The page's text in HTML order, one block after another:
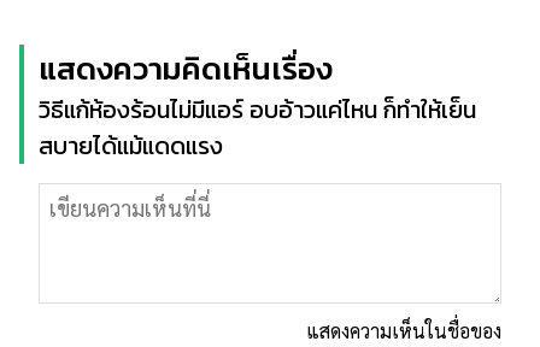
แสดงความคิดเห็นเรื่อง
วิธีแก้ห้องร้อนไม่มีแอร์ อบอ้าวแค่ไหน ก็ทำให้เย็น
สบายได้แม้แดดแรง
แสดงความเห็นในชื่อของ